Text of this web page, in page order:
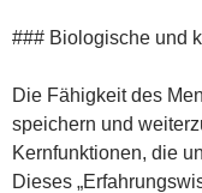
### Biologische und
Die Fähigkeit des
speichern und
Kernfunktionen, die
Dieses